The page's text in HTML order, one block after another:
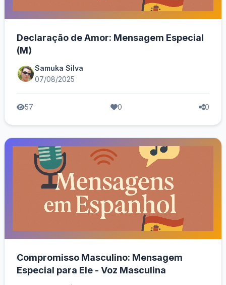
Declaração de Amor: Mensagem Especial
(M)
Samuka Silva
07/08/2025
57 0 0
Compromisso Masculino: Mensagem
Especial para Ele - Voz Masculina